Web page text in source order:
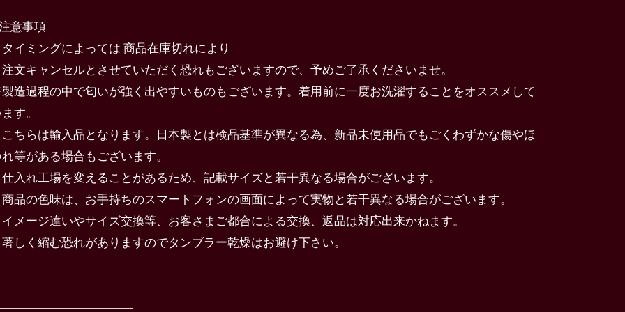
意事項
イミングによっては 商品在庫切れにより
キャンセルとさせていただく恐れもございますので、予めご了承くださいませ。
造過程の中で匂いが強く出やすいものもございます。着用前に一度お洗濯することをオススメして
す。
ちらは輸入品となります。日本製とは検品基準が異なる為、新品未使用品でもごくわずかな傷やほ
等がある場合もございます。
入れ工場を変えることがあるため、記載サイズと若干異なる場合がございます。
品の色味は、お手持ちのスマートフォンの画面によって実物と若干異なる場合がございます。
メージ違いやサイズ交換等、お客さまご都合による交換、返品は対応出来かねます。
しく縮む恐れがありますのでタンブラー乾燥はお避け下さい。